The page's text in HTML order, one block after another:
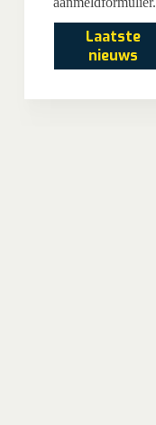
Laatste
nieuws